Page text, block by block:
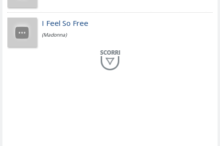
Simone Cristicchi
I Feel So Free
(Madonna)